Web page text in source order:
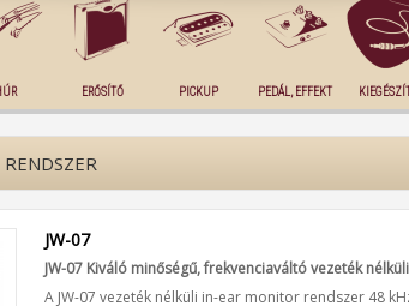
ERŐSÍTŐ PICKUP PEDÁL, EFFEKT
JW-07
JW-07 Kiváló minőségű, frekvenciaváltó vezeték
A JW-07 vezeték nélküli in-ear monitor rendszer 48